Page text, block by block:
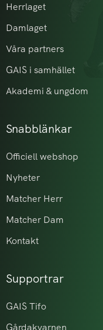
Herrlaget
Damlaget
Våra partners
GAIS i samhället
Akademi & ungdom
Snabblänkar
Officiell webshop
Nyheter
Matcher Herr
Matcher Dam
Kontakt
Supportrar
GAIS Tifo
Gårdakvarnen